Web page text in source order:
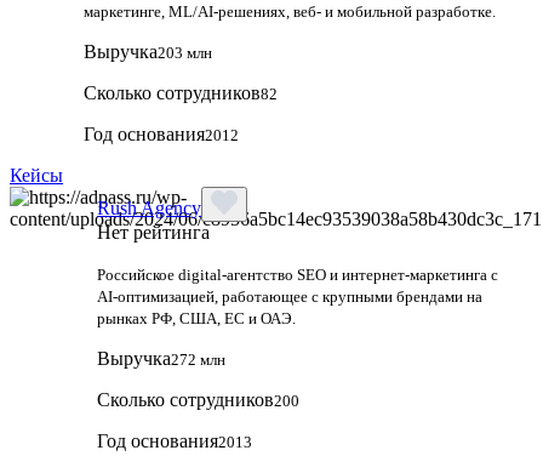
маркетинге, ML/AI‑решениях, веб‑ и мобильной разработке.
Выручка203 млн
Сколько сотрудников82
Год основания2012
Кейсы
Rush Agency
Нет рейтинга
Российское digital‑агентство SEO и интернет‑маркетинга с
AI‑оптимизацией, работающее с крупными брендами на
рынках РФ, США, ЕС и ОАЭ.
Выручка272 млн
Сколько сотрудников200
Год основания2013